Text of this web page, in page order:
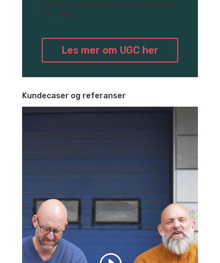
Utforsk UGC og hva vi kan gjøre
for deg.
Les mer om UGC her
Kundecaser og referanser